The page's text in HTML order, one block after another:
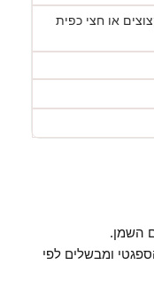
או חצי כפית
השמן.
ומבשלים לפי